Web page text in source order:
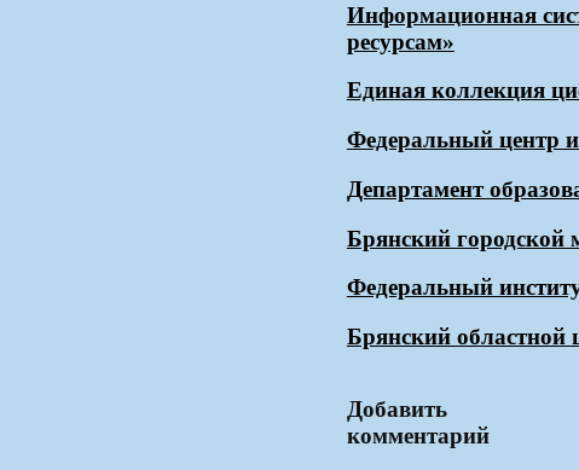
Информационная
ресурсам»
Единая коллекция
Федеральный центр
Департамент
Брянский городской
Федеральный
Брянский областной
Добавить
комментарий